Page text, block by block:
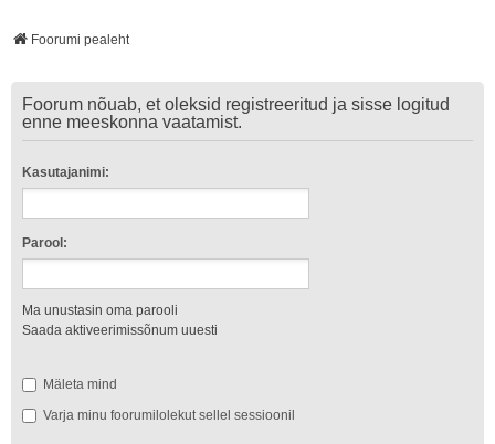
Foorumi pealeht
Foorum nõuab, et oleksid registreeritud ja sisse logitud
enne meeskonna vaatamist.
Kasutajanimi:
Parool:
Ma unustasin oma parooli
Saada aktiveerimissõnum uuesti
Mäleta mind
Varja minu foorumilolekut sellel sessioonil